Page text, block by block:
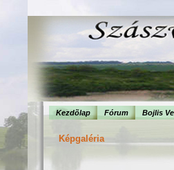
Kezdõlap Fórum Bojlis
Képgaléria